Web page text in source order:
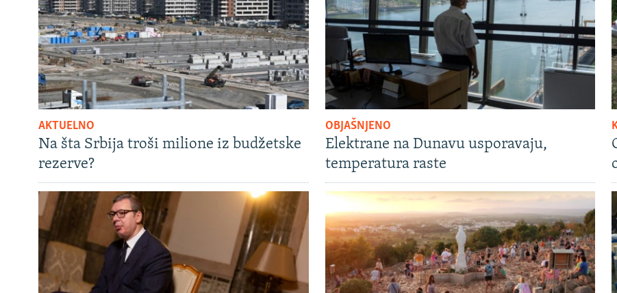
AKTUELNO
Na šta Srbija troši milione iz budžetske
rezerve?
OBJAŠNJENO
Elektrane na Dunavu usporavaju,
temperatura raste